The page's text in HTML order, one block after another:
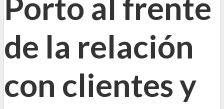
Porto al frente
de la relación
con clientes y